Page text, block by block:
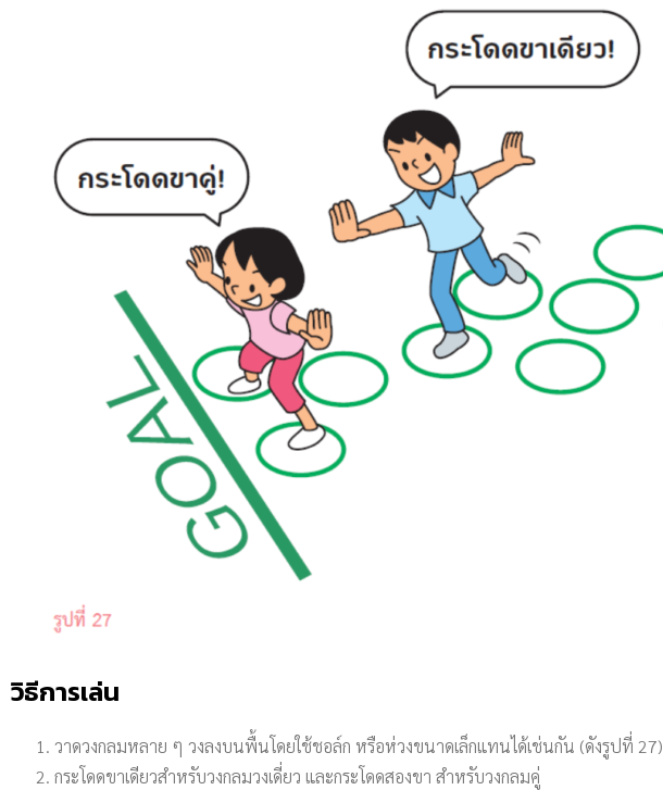
วิธีการเล่น
วาดวงกลมหลาย ๆ วงลงบนพื้นโดยใช้ชอล์ก หรือห่วงขนาดเล็กแทนได้เช่นกัน (ดังรูปที่ 27)
กระโดดขาเดียวสำหรับวงกลมวงเดี่ยว และกระโดดสองขา สำหรับวงกลมคู่